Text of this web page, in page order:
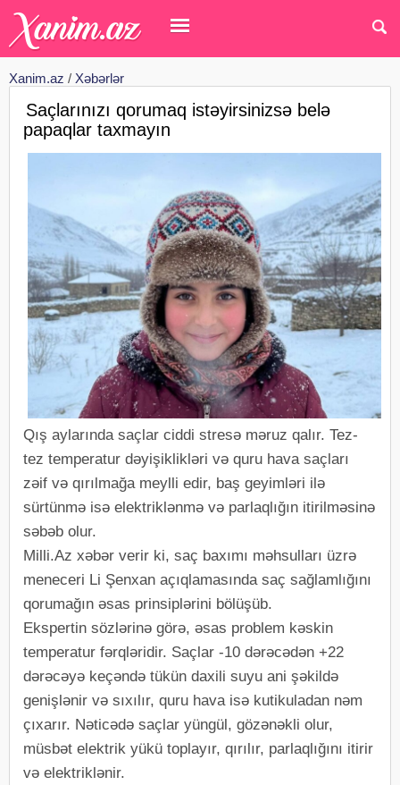
Xanim.az / Xəbərlər
Saçlarınızı qorumaq istəyirsinizsə belə
papaqlar taxmayın
Qış aylarında saçlar ciddi stresə məruz qalır. Tez-
tez temperatur dəyişiklikləri və quru hava saçları
zəif və qırılmağa meylli edir, baş geyimləri ilə
sürtünmə isə elektriklənmə və parlaqlığın itirilməsinə
səbəb olur.
Milli.Az xəbər verir ki, saç baxımı məhsulları üzrə
meneceri Li Şenxan açıqlamasında saç sağlamlığını
qorumağın əsas prinsiplərini bölüşüb.
Ekspertin sözlərinə görə, əsas problem kəskin
temperatur fərqləridir. Saçlar -10 dərəcədən +22
dərəcəyə keçəndə tükün daxili suyu ani şəkildə
genişlənir və sıxılır, quru hava isə kutikuladan nəm
çıxarır. Nəticədə saçlar yüngül, gözənəkli olur,
müsbət elektrik yükü toplayır, qırılır, parlaqlığını itirir
və elektriklənir.